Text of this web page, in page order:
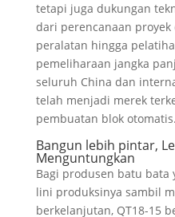
tetapi juga dukungan
dari perencanaan proyek
peralatan hingga
pemeliharaan jangka
seluruh China dan
telah menjadi merek
pembuatan blok otomatis.
Bangun lebih pintar,
Menguntungkan
Bagi produsen batu bata
lini produksinya sambil
berkelanjutan, QT18-15